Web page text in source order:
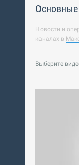
Новости и
каналах в
Выберите